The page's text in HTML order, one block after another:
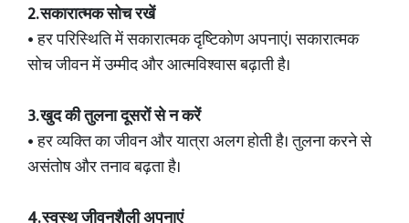
2. सकारात्मक सोच रखें
• हर परिस्थिति में सकारात्मक दृष्टिकोण अपनाएं। सकारात्मक
सोच जीवन में उम्मीद और आत्मविश्वास बढ़ाती है।
3. खुद की तुलना दूसरों से न करें
• हर व्यक्ति का जीवन और यात्रा अलग होती है। तुलना करने से
असंतोष और तनाव बढ़ता है।